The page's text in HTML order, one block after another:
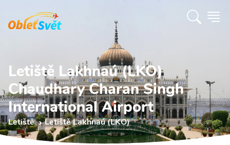
Letiště Lakhnaú (LKO)
Chaudhary Charan Singh
International Airport
Letiště Letiště Lakhnaú (LKO)